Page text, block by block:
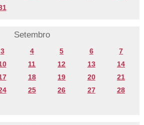
Setembro
3 4 5 6
7
11 12 13
14
18 19 20
21
25 26 27
28